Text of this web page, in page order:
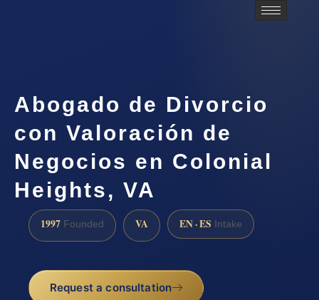
Abogado de Divorcio
con Valoración de
Negocios en Colonial
Heights, VA
1997 Founded VA EN · ES Intake
Request a consultation